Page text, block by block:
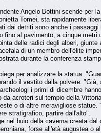
Angelo Bottini scende per
Tomei, sta rapidamente
dai detriti sono anche i
fino al pavimento, a cinque
delle radici degli alberi,
di un membro dell'élite
durante la conferenza
per analizzare la statua.
il vestito dalla polvere.
i primi di dicembre
da acroteri sul tempio della
o di altre meravigliose
stratigrafico, partire dall'alto".
nel buio della caverna creata
forse all'età augustea o